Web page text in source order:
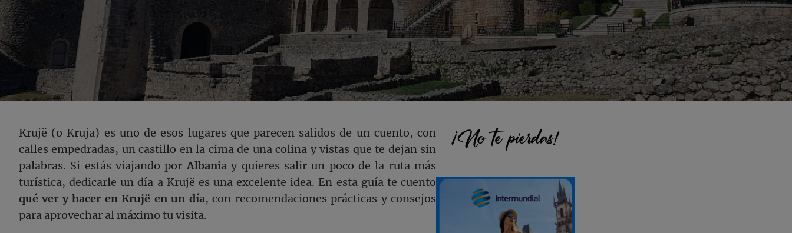
Krujë (o Kruja) es uno de esos lugares que parecen salidos de un cuento, con
calles empedradas, un castillo en la cima de una colina y vistas que te dejan sin
palabras. Si estás viajando porAlbaniay quieres salir un poco de la ruta más
turística, dedicarle un día a Krujë es una excelente idea. En esta guía te cuento
qué ver y hacer en Krujë en un día, con recomendaciones prácticas y consejos
para aprovechar al máximo tu visita.
Barra
lateral
principal
¡No te pierdas!